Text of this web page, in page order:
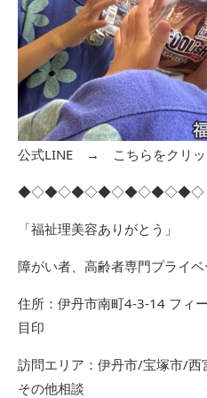
公式LINE → こちらをクリ
◆◇◆◇◆◇◆◇◆◇◆◇◆◇
「福祉理美容ありがとう」
障がい者、高齢者専門プライ
住所：伊丹市南町4-3-14 フィ
目印
訪問エリア：伊丹市/宝塚市/
その他相談